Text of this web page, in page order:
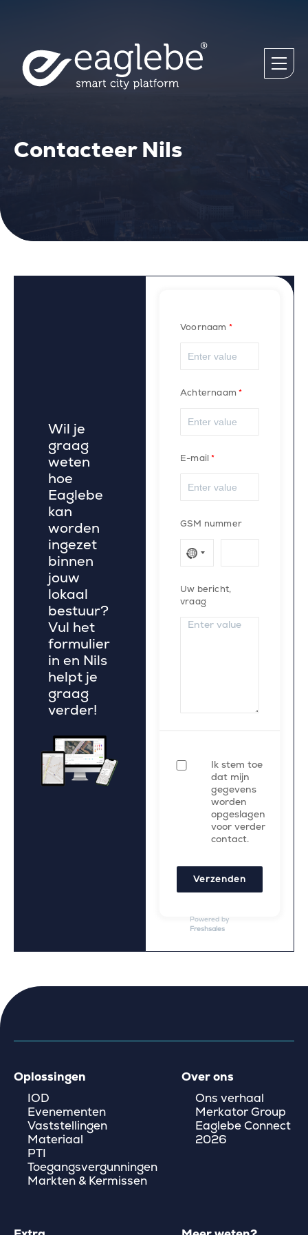
Contacteer Nils
Wil je
graag
weten
hoe
Eaglebe
kan
worden
ingezet
binnen
jouw
lokaal
bestuur?
Vul het
formulier
in en Nils
helpt je
graag
verder!
Voornaam
Achternaam
E-mail
GSM nummer
Uw bericht,
vraag
Ik stem toe
dat mijn
gegevens
worden
opgeslagen
voor verder
contact.
Verzenden
Powered by
Freshsales
Oplossingen
IOD
Evenementen
Vaststellingen
Materiaal
PTI
Toegangsvergunningen
Markten & Kermissen
Over ons
Ons verhaal
Merkator Group
Eaglebe Connect
2026